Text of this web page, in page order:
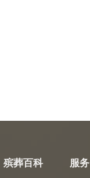
殡葬百科 服务